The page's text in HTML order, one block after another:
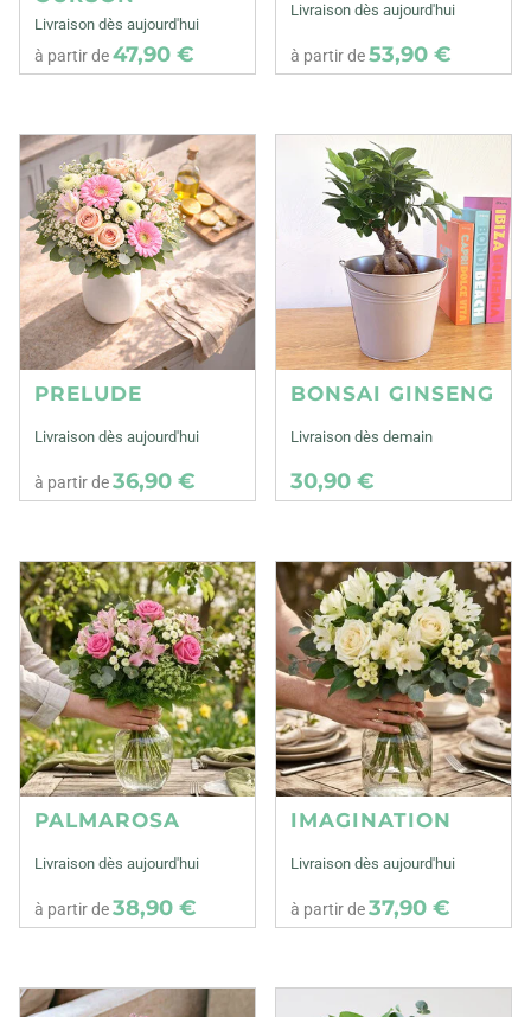
Livraison dès aujourd'hui
à partir de47,90 €
Livraison dès aujourd'hui
à partir de53,90 €
PRELUDE
Livraison dès aujourd'hui
à partir de36,90 €
BONSAI GINSENG
Livraison dès demain
30,90 €
PALMAROSA
Livraison dès aujourd'hui
à partir de38,90 €
IMAGINATION
Livraison dès aujourd'hui
à partir de37,90 €